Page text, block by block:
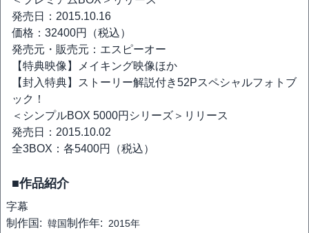
発売日：2015.10.16
価格：32400円（税込）
発売元・販売元：エスピーオー
【特典映像】メイキング映像ほか
【封入特典】ストーリー解説付き52Pスペシャルフォトブ
ック！
＜シンプルBOX 5000円シリーズ＞リリース
発売日：2015.10.02
全3BOX：各5400円（税込）
■作品紹介
字幕
制作国: 韓国制作年: 2015年